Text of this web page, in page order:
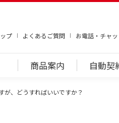
プ よくあるご質問 お電話・チャ
商品案内 自動契
が、どうすればいいですか？